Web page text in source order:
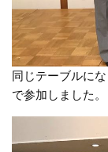
同じテーブルに
で参加しました。